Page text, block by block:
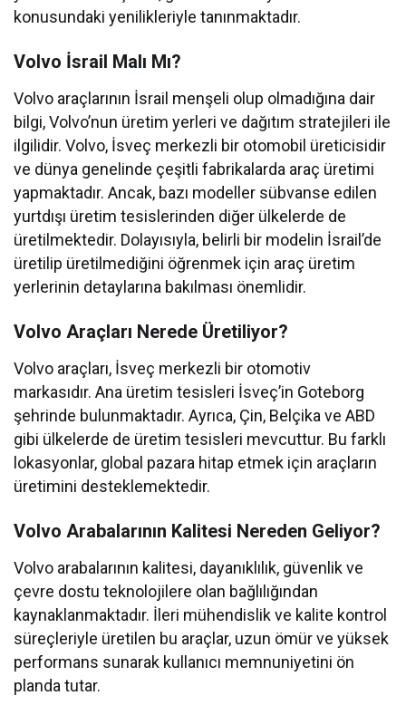
konusundaki yenilikleriyle tanınmaktadır.
Volvo İsrail Malı Mı?
Volvo araçlarının İsrail menşeli olup olmadığına dair
bilgi, Volvo’nun üretim yerleri ve dağıtım stratejileri ile
ilgilidir. Volvo, İsveç merkezli bir otomobil üreticisidir
ve dünya genelinde çeşitli fabrikalarda araç üretimi
yapmaktadır. Ancak, bazı modeller sübvanse edilen
yurtdışı üretim tesislerinden diğer ülkelerde de
üretilmektedir. Dolayısıyla, belirli bir modelin İsrail’de
üretilip üretilmediğini öğrenmek için araç üretim
yerlerinin detaylarına bakılması önemlidir.
Volvo Araçları Nerede Üretiliyor?
Volvo araçları, İsveç merkezli bir otomotiv
markasıdır. Ana üretim tesisleri İsveç’in Goteborg
şehrinde bulunmaktadır. Ayrıca, Çin, Belçika ve ABD
gibi ülkelerde de üretim tesisleri mevcuttur. Bu farklı
lokasyonlar, global pazara hitap etmek için araçların
üretimini desteklemektedir.
Volvo Arabalarının Kalitesi Nereden Geliyor?
Volvo arabalarının kalitesi, dayanıklılık, güvenlik ve
çevre dostu teknolojilere olan bağlılığından
kaynaklanmaktadır. İleri mühendislik ve kalite kontrol
süreçleriyle üretilen bu araçlar, uzun ömür ve yüksek
performans sunarak kullanıcı memnuniyetini ön
planda tutar.